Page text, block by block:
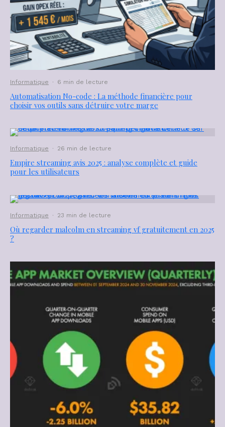
Informatique · 6 min de lecture
Automatisation No-code : La méthode financière pour
choisir vos outils sans détruire votre marge
Informatique · 26 min de lecture
Empire streaming avis 2025 : analyse complète et guide
pour les utilisateurs
Informatique · 23 min de lecture
Où regarder malcolm en streaming vf gratuitement en 2025
?